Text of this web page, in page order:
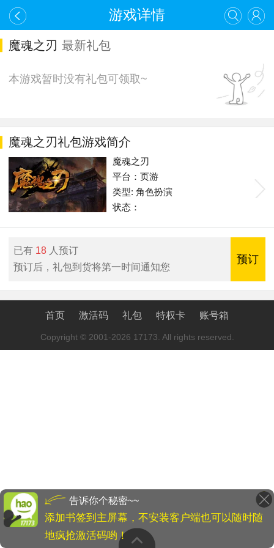
游戏详情
魔魂之刃 最新礼包
本游戏暂时没有礼包可领取~
魔魂之刃礼包游戏简介
魔魂之刃
平台：页游
类型: 角色扮演
状态：
已有 18 人预订
预订后，礼包到货将第一时间通知您
预订
首页 激活码 礼包 特权卡 账号箱
Copyright © 2001-2026 17173. All rights reserved.
告诉你个秘密~~
添加书签到主屏幕，不安装客户端也可以随时随
地疯抢激活码哟！